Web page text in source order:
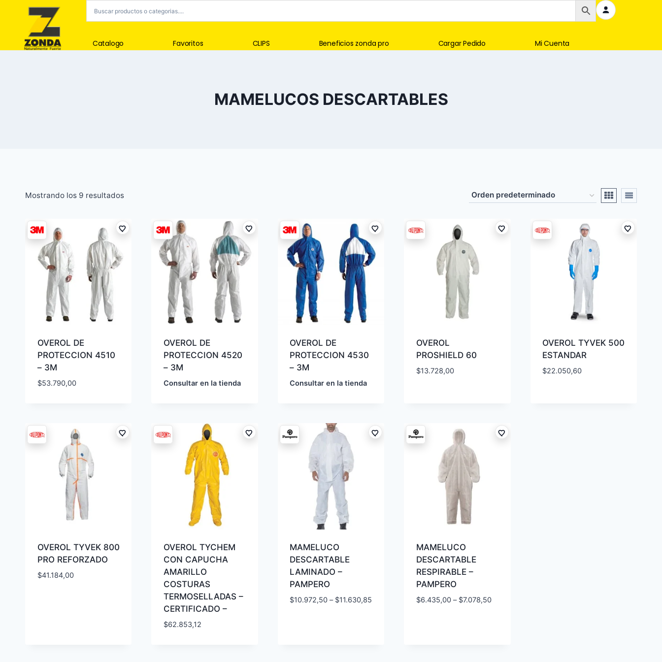
Catalogo Favoritos CLIPS Beneficios zonda pro Cargar Pedido Mi Cuenta
MAMELUCOS DESCARTABLES
Mostrando los 9 resultados
OVEROL DE
PROTECCION 4510
– 3M
$53.790,00
OVEROL DE
PROTECCION 4520
– 3M
Consultar en la tienda
OVEROL DE
PROTECCION 4530
– 3M
Consultar en la tienda
OVEROL
PROSHIELD 60
$13.728,00
OVEROL TYVEK 500
ESTANDAR
$22.050,60
OVEROL TYVEK 800
PRO REFORZADO
$41.184,00
OVEROL TYCHEM
CON CAPUCHA
AMARILLO
COSTURAS
TERMOSELLADAS –
CERTIFICADO –
$62.853,12
MAMELUCO
DESCARTABLE
LAMINADO –
PAMPERO
$10.972,50 – $11.630,85
MAMELUCO
DESCARTABLE
RESPIRABLE –
PAMPERO
$6.435,00 – $7.078,50